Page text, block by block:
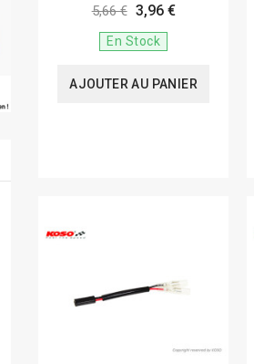
5,66 € 3,96 €
En Stock
AJOUTER AU PANIER